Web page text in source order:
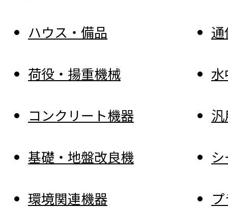
ハウス・備品
荷役・揚重機械 水
コンクリート機器
基礎・地盤改良機
環境関連機器